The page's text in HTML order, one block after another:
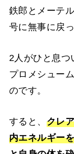
鉄郎とメーテ
号に無事に戻
2人がひと息つ
プロメシュー
のです。
すると、 クレ
内エネルギー